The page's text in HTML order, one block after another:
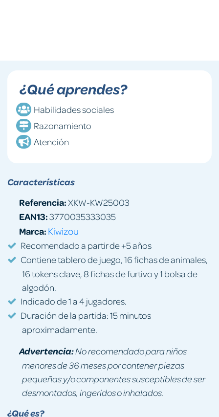
¿Qué es?
¿Qué aprendes?
Habilidades sociales
Razonamiento
Atención
Características
Referencia:XKW-KW25003
EAN13:3770035333035
Marca: Kiwizou
Recomendado a partir de +5 años
Contiene tablero de juego, 16 fichas de animales,
16 tokens clave, 8 fichas de furtivo y 1 bolsa de
algodón.
Indicado de 1 a 4 jugadores.
Duración de la partida: 15 minutos
aproximadamente.
Advertencia:No recomendado para niños
menores de 36 meses por contener piezas
pequeñas y/o componentes susceptibles de ser
desmontados, ingeridos o inhalados.